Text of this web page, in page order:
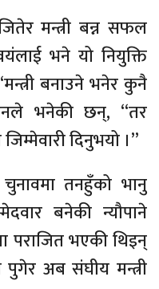
मन्त्री बन्न सफल
भने यो नियुक्ति
बनाउने भनेर कुनै
भनेकी छन्, “तर
दिनुभयो ।”
तनहुँको भानु
बनेकी न्यौपाने
पराजित भएकी थिइन्
पुगेर अब संघीय मन्त्री